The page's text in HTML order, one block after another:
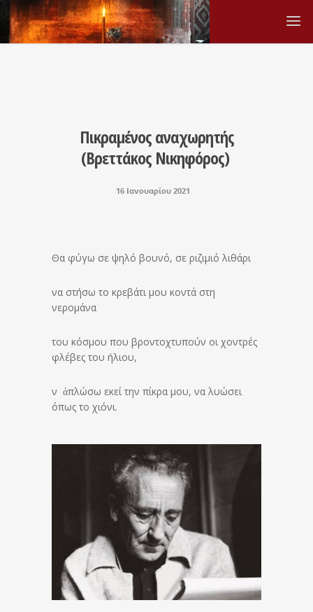
Πικραμένος αναχωρητής
(Βρεττάκος Νικηφόρος)
16 Ιανουαρίου 2021
Θα φύγω σε ψηλό βουνό, σε ριζιμιό λιθάρι
να στήσω το κρεβάτι μου κοντά στη
νερομάνα
του κόσμου που βροντοχτυπούν οι χοντρές
φλέβες του ήλιου,
ν ἁπλώσω εκεί την πίκρα μου, να λυώσει
όπως το χιόνι.